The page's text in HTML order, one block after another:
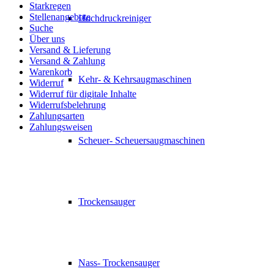
Hochdruckreiniger
Kehr- & Kehrsaugmaschinen
Scheuer- Scheuersaugmaschinen
Trockensauger
Nass- Trockensauger
Starkregen
Stellenangebote
Suche
Über uns
Versand & Lieferung
Versand & Zahlung
Warenkorb
Widerruf
Widerruf für digitale Inhalte
Widerrufsbelehrung
Zahlungsarten
Zahlungsweisen